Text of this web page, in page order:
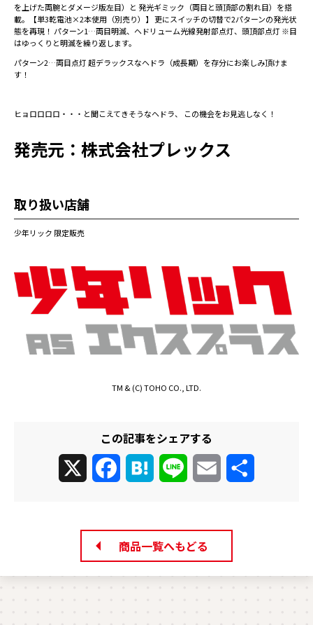
を上げた両腕とダメージ版左目）と 発光ギミック（両目と頭頂部の割れ目）を搭
載。【単3乾電池×2本使用（別売り）】 更にスイッチの切替で2パターンの発光状
態を再現！ パターン1…両目明滅、ヘドリューム光線発射部点灯、頭頂部点灯 ※目
はゆっくりと明滅を繰り返します。
パターン2…両目点灯 超デラックスなヘドラ（成長期）を存分にお楽しみ頂けま
す！
ヒョロロロロ・・・と聞こえてきそうなヘドラ、 この機会をお見逃しなく！
発売元：株式会社プレックス
取り扱い店舗
少年リック 限定販売
TM & (C) TOHO CO., LTD.
この記事をシェアする
FacebookHatena Line Email
商品一覧へもどる